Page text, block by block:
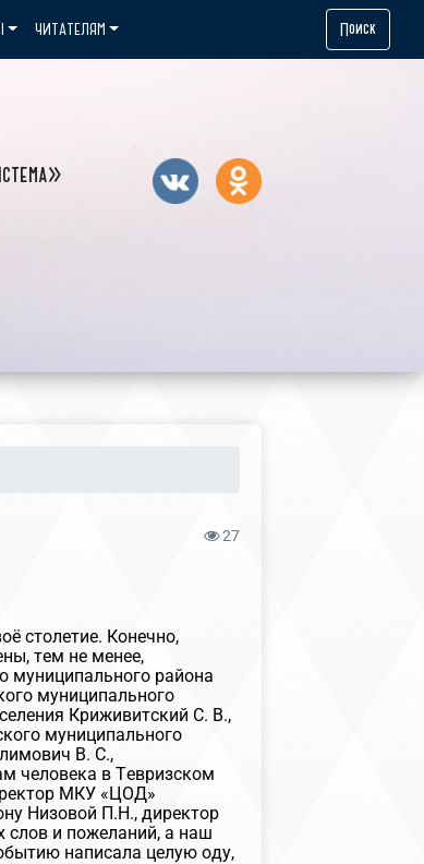
ЧИТАТЕЛЯМ Поиск
27
столетие. Конечно,
тем не менее,
муниципального района
муниципального
Криживитский С. В.,
муниципального
В. С.,
человека в Тевризском
МКУ «ЦОД»
Низовой П.Н., директор
слов и пожеланий, а наш
написала целую оду,